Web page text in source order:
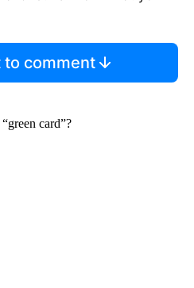
to comment
card”?